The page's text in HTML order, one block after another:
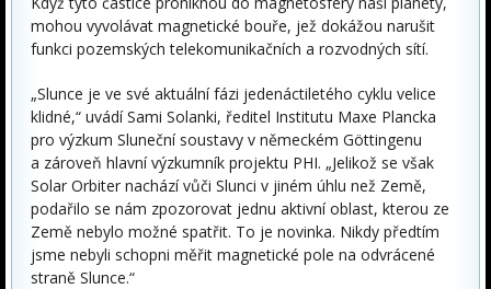
mohou vyvolávat magnetické bouře, jež dokážou narušit
funkci pozemských telekomunikačních a rozvodných sítí.
„Slunce je ve své aktuální fázi jedenáctiletého cyklu velice
klidné,“ uvádí Sami Solanki, ředitel Institutu Maxe Plancka
pro výzkum Sluneční soustavy v německém Göttingenu
a zároveň hlavní výzkumník projektu PHI. „Jelikož se však
Solar Orbiter nachází vůči Slunci v jiném úhlu než Země,
podařilo se nám zpozorovat jednu aktivní oblast, kterou ze
Země nebylo možné spatřit. To je novinka. Nikdy předtím
jsme nebyli schopni měřit magnetické pole na odvrácené
straně Slunce.“